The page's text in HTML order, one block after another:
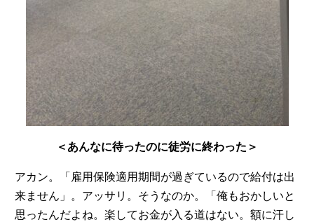
＜あんなに待ったのに徒労に終わった＞
アカン。「雇用保険適用期間が過ぎているので給付は出
来ません」。アッサリ。そうなのか。「俺もおかしいと
思ったんだよね。楽してお金が入る道はない。額に汗し